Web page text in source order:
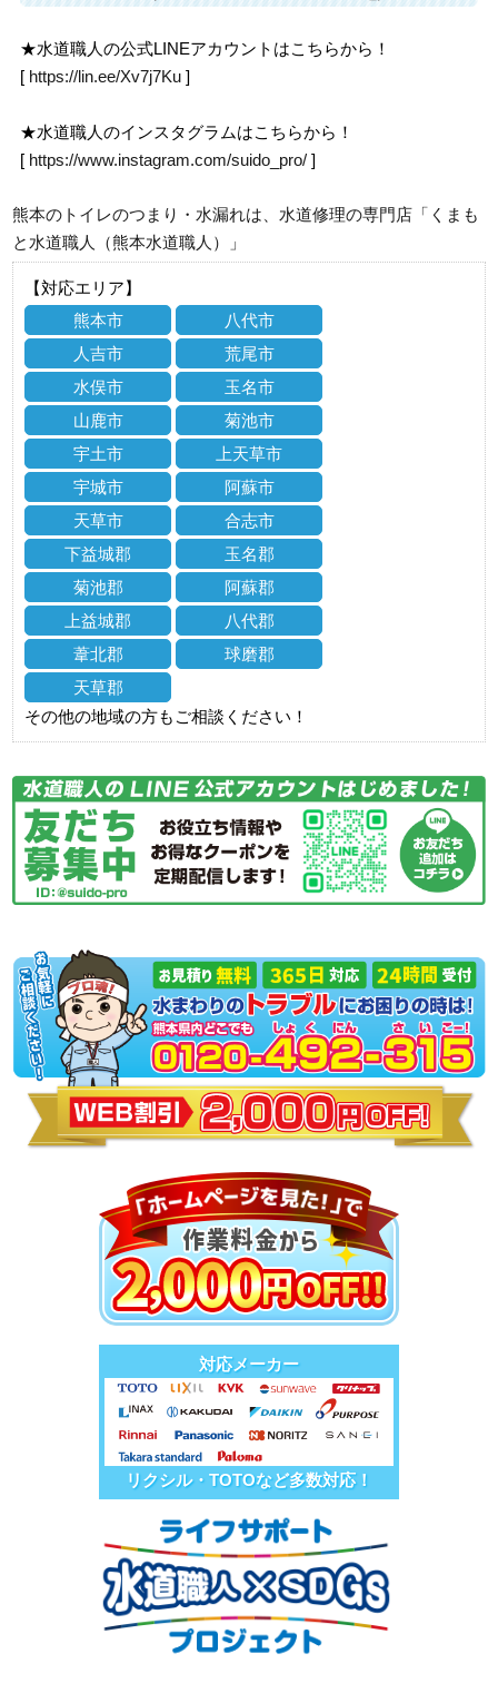
★水道職人の公式LINEアカウントはこちらから！
[ https://lin.ee/Xv7j7Ku ]
★水道職人のインスタグラムはこちらから！
[ https://www.instagram.com/suido_pro/ ]
熊本のトイレのつまり・水漏れは、水道修理の専門店「くまも
と水道職人（熊本水道職人）」
【対応エリア】
熊本市
八代市
人吉市
荒尾市
水俣市
玉名市
山鹿市
菊池市
宇土市
上天草市
宇城市
阿蘇市
天草市
合志市
下益城郡
玉名郡
菊池郡
阿蘇郡
上益城郡
八代郡
葦北郡
球磨郡
天草郡
その他の地域の方もご相談ください！
対応メーカー
リクシル・TOTOなど多数対応！